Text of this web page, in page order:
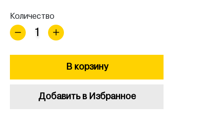
Количество
В корзину
Добавить в Избранное